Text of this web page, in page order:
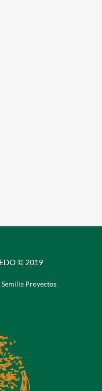
© 2019
Proyectos